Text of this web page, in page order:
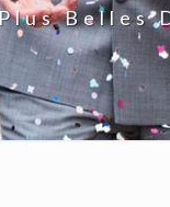
Belles